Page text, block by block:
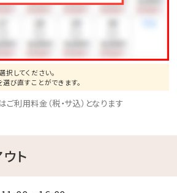
してください。
び直すことができます。
利用料金（税・サ込）となります
ト